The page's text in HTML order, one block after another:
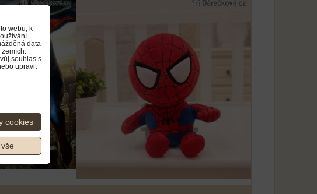
webu, k
data
zemích.
souhlas s
upravit
cookies